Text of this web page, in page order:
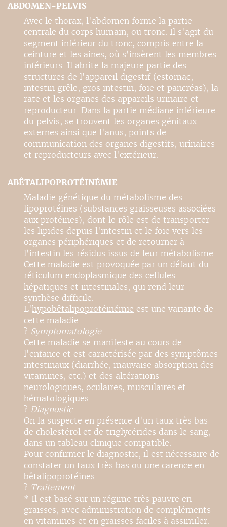
ABDOMEN-PELVIS
Avec le thorax, l'abdomen forme la partie
centrale du corps humain, ou tronc. Il s'agit du
segment inférieur du tronc, compris entre la
ceinture et les aines, où s'insèrent les membres
inférieurs. Il abrite la majeure partie des
structures de l'appareil digestif (estomac,
intestin grêle, gros intestin, foie et pancréas), la
rate et les organes des appareils urinaire et
reproducteur. Dans la partie médiane inférieure
du pelvis, se trouvent les organes génitaux
externes ainsi que l'anus, points de
communication des organes digestifs, urinaires
et reproducteurs avec l'extérieur.
ABÊTALIPOPROTÉINÉMIE
Maladie génétique du métabolisme des
lipoprotéines (substances graisseuses associées
aux protéines), dont le rôle est de transporter
les lipides depuis l'intestin et le foie vers les
organes périphériques et de retourner à
l'intestin les résidus issus de leur métabolisme.
Cette maladie est provoquée par un défaut du
réticulum endoplasmique des cellules
hépatiques et intestinales, qui rend leur
synthèse difficile.
L'hypobêtalipoprotéinémie est une variante de
cette maladie.
? Symptomatologie
Cette maladie se manifeste au cours de
l'enfance et est caractérisée par des symptômes
intestinaux (diarrhée, mauvaise absorption des
vitamines, etc.) et des altérations
neurologiques, oculaires, musculaires et
hématologiques.
? Diagnostic
On la suspecte en présence d'un taux très bas
de cholestérol et de triglycérides dans le sang,
dans un tableau clinique compatible.
Pour confirmer le diagnostic, il est nécessaire de
constater un taux très bas ou une carence en
bêtalipoprotéines.
? Traitement
* Il est basé sur un régime très pauvre en
graisses, avec administration de compléments
en vitamines et en graisses faciles à assimiler.